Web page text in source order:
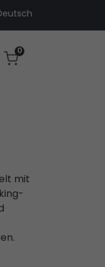
Cart
0
mit